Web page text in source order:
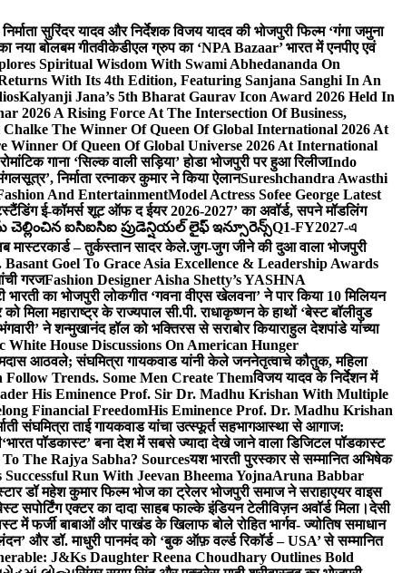
सुरिंदर यादव और निर्देशक विजय यादव की भोजपुरी फिल्म ‘गंगा जमुना
नया बोलबम गीतवीकेडीएल ग्रुप का ‘NPA Bazaar’ भारत में एनपीए एवं
Spiritual Wisdom With Swami Abhedananda On
With Its 4th Edition, Featuring Sanjana Sanghi In An
Kalyanji Jana’s 5th Bharat Gaurav Icon Award 2026 Held In
2026 A Rising Force At The Intersection Of Business,
Chalke The Winner Of Queen Of Global International 2026 At
Winner Of Queen Of Global Universe 2026 At International
गाना ‘सिल्क वाली सड़िया’ होडा भोजपुरी पर हुआ रिलीजIndo
निर्माता रत्नाकर कुमार ने किया ऐलानSureshchandra Awasthi
And EntertainmentModel Actress Sofee George Latest
ई-कॉमर्स शूट ऑफ द ईयर 2026-2027’ का अवॉर्ड, सपने मॉडलिंग
ఐసిఐసిఐ ప్రుడెన్షియల్ లైఫ్ ఇన్సూరెన్స్Q1-FY2027-এ
मास्टरकार्ड – तुर्कस्तान सादर केले.जुग-जुग जीने की दुआ वाला भोजपुरी
Basant Goel To Grace Asia Excellence & Leadership Awards
गरजFashion Designer Aisha Shetty’s YASHNA
भारती का भोजपुरी लोकगीत ‘गवना वीएस खेलवना’ ने पार किया 10 मिलियन
महाराष्ट्र के राज्यपाल सी.पी. राधाकृष्णन के हाथों ‘बेस्ट बॉलीवुड
ने शन्मुखानंद हॉल को भक्तिरस से सराबोर कियाराहुल देशपांडे यांच्या
House Discussions On American Hunger
आठवले; संघमित्रा गायकवाड यांनी केले जननेतृत्वाचे कौतुक, महिला
Trends. Some Men Create Themविजय यादव के निर्देशन में
His Eminence Prof. Sir Dr. Madhu Krishan With Multiple
Financial FreedomHis Eminence Prof. Dr. Madhu Krishan
संघमित्रा ताई गायकवाड यांचा उत्स्फूर्त सहभागआस्था से आगाज:
‘भारत पॉडकास्ट’ बना देश में सबसे ज्यादा देखे जाने वाला डिजिटल पॉडकास्ट
The Rajya Sabha? Sourcesयश भारती पुरस्कार से सम्मानित अभिषेक
Run With Jeevan Bheema YojnaAruna Babbar
डॉ महेश कुमार फिल्म भोज का ट्रेलर भोजपुरी समाज ने सराहाएयर वाइस
सपोर्टिंग एक्टर का दादा साहब फाल्के इंडियन टेलीविज़न अवॉर्ड मिला।देसी
में फर्जी बाबाओं और पाखंड के खिलाफ बोले रोहित भार्गव- ज्योतिष समाधान
और डॉ. माधुरी पानमंद को ‘बुक ऑफ़ वर्ल्ड रिकॉर्ड – USA’ से सम्मानित
J&Ks Daughter Reena Choudhary Outlines Bold